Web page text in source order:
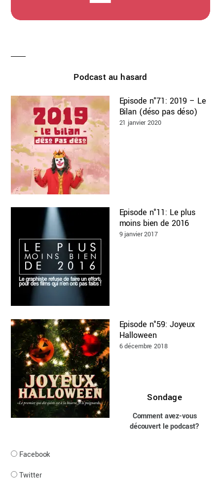
Podcast au hasard
Episode n°71: 2019 – Le
Bilan (déso pas déso)
21 janvier 2020
Episode n°11: Le plus
moins bien de 2016
9 janvier 2017
Episode n°59: Joyeux
Halloween
6 décembre 2018
Sondage
Comment avez-vous
découvert le podcast?
Facebook
Twitter